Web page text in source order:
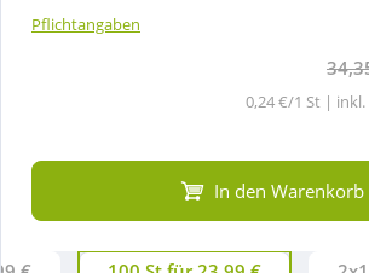
Pflichtangaben
0,24 €/1 St | inkl.
In den Warenkorb